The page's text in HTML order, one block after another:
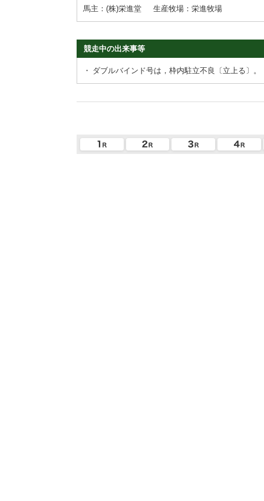
馬主：(株)栄進堂
生産牧場：栄進牧場
競走中の出来事等
・ ダブルバインド号は，枠内駐立不良〔立上る〕。